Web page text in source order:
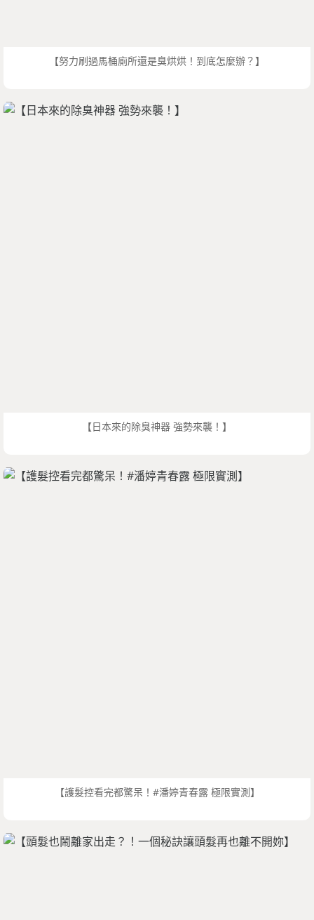
【努力刷過馬桶廁所還是臭烘烘！到底怎麼辦？】
【日本來的除臭神器 強勢來襲！】
【護髮控看完都驚呆！#潘婷青春露 極限實測】